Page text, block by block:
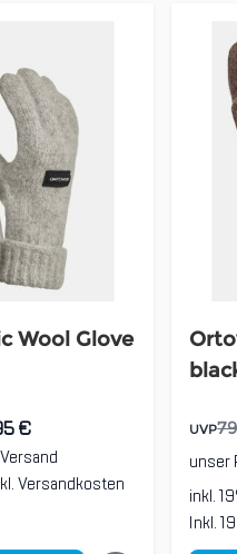
Wool Glove
€
Versand
Versandkosten
UVP
unser
inkl.
Inkl.